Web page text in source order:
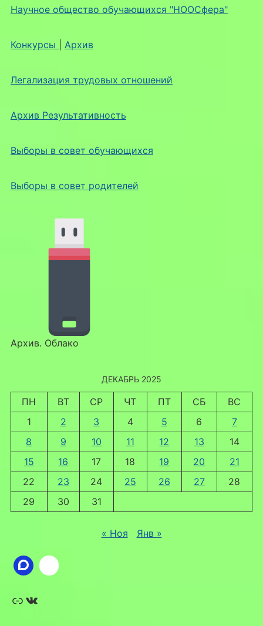
Научное общество обучающихся "НООСфера"
Конкурсы Архив
Легализация трудовых отношений
Архив Результативность
Выборы в совет обучающихся
Выборы в совет родителей
Архив. Облако
ДЕКАБРЬ 2025
ПН ВТ СР ЧТ ПТ СБ
ВС
1
2 3 4 5 6
7
8
9 10 11 12 13
14
15
16 17 18 19 20
21
22
23 24 25 26 27
28
29
30 31
« Ноя Янв »
Ссылка